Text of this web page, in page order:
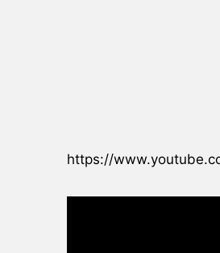
https://